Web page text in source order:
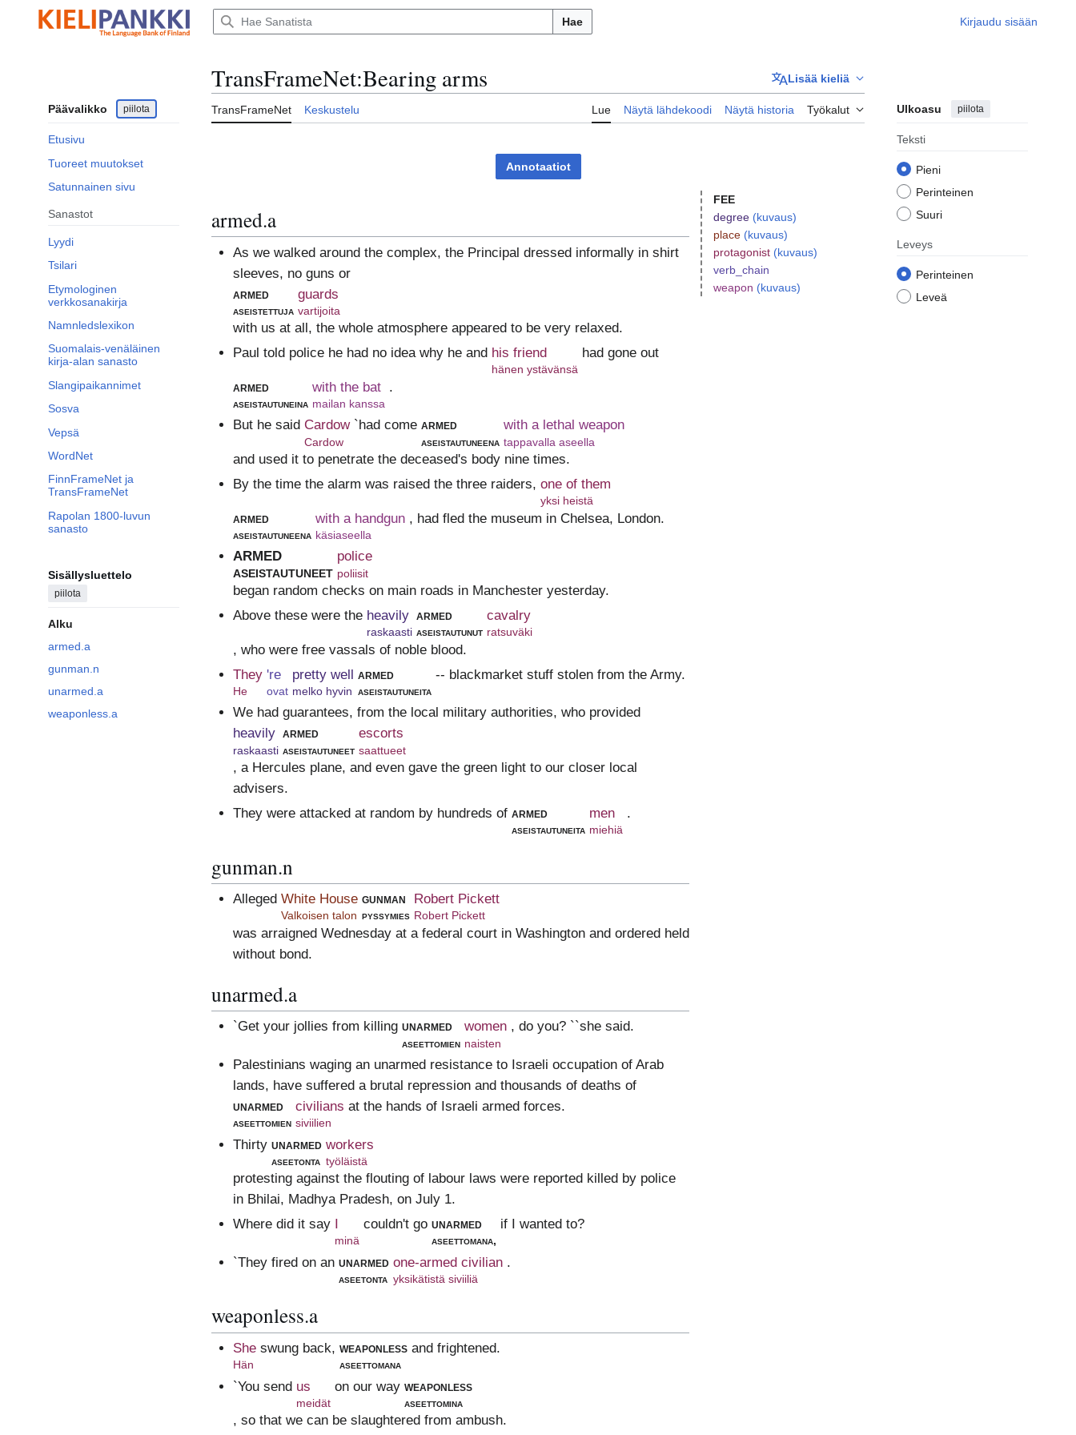
sisältöön
Hae Kirjaudu sisään
Päävalikko piilota
Etusivu
Tuoreet muutokset
Satunnainen sivu
Sanastot
Lyydi
Tsilari
Etymologinen
verkkosanakirja
Namnledslexikon
Suomalais-venäläinen
kirja-alan sanasto
Slangipaikannimet
Sosva
Vepsä
WordNet
FinnFrameNet ja
TransFrameNet
Rapolan 1800-luvun
sanasto
Sisällysluettelo
piilota
Alku
armed.a
gunman.n
unarmed.a
weaponless.a
TransFrameNet:Bearing arms Lisää kieliä
TransFrameNet Keskustelu Lue Näytä lähdekoodi Näytä historia Työkalut Ulkoasu piilota
Teksti
Pieni
Perinteinen
Suuri
Leveys
Perinteinen
Leveä
Annotaatiot
armed.a
As we walked around the complex, the Principal dressed informally in shirt
sleeves, no guns or
armed
aseistettuja
guards
vartijoita
with us at all, the whole atmosphere appeared to be very relaxed.
Paul told police he had no idea why he and his friend
hänen ystävänsä
had gone out
armed
aseistautuneina
with the bat
mailan kanssa
.
But he said Cardow
Cardow
`had come armed
aseistautuneena
with a lethal weapon
tappavalla aseella
and used it to penetrate the deceased's body nine times.
By the time the alarm was raised the three raiders, one of them
yksi heistä
armed
aseistautuneena
with a handgun
käsiaseella
, had fled the museum in Chelsea, London.
ARMED
ASEISTAUTUNEET
police
poliisit
began random checks on main roads in Manchester yesterday.
Above these were the heavily
raskaasti
armed
aseistautunut
cavalry
ratsuväki
, who were free vassals of noble blood.
They
He
're
ovat
pretty well
melko hyvin
armed
aseistautuneita
-- blackmarket stuff stolen from the Army.
We had guarantees, from the local military authorities, who provided
heavily
raskaasti
armed
aseistautuneet
escorts
saattueet
, a Hercules plane, and even gave the green light to our closer local
advisers.
They were attacked at random by hundreds of armed
aseistautuneita
men
miehiä
.
gunman.n
Alleged White House
Valkoisen talon
gunman
pyssymies
Robert Pickett
Robert Pickett
was arraigned Wednesday at a federal court in Washington and ordered held
without bond.
unarmed.a
`Get your jollies from killing unarmed
aseettomien
women
naisten
, do you? ``she said.
Palestinians waging an unarmed resistance to Israeli occupation of Arab
lands, have suffered a brutal repression and thousands of deaths of
unarmed
aseettomien
civilians
siviilien
at the hands of Israeli armed forces.
Thirty unarmed
aseetonta
workers
työläistä
protesting against the flouting of labour laws were reported killed by police
in Bhilai, Madhya Pradesh, on July 1.
Where did it say
minä
couldn't go unarmed
aseettomana,
if I wanted to?
`They fired on an unarmed
aseetonta
one-armed civilian
yksikätistä siviiliä
.
weaponless.a
She
Hän
swung back, weaponless
aseettomana
and frightened.
`You send us
meidät
on our way weaponless
aseettomina
, so that we can be slaughtered from ambush.
FEE
degree (kuvaus)
place (kuvaus)
protagonist (kuvaus)
verb_chain
weapon (kuvaus)